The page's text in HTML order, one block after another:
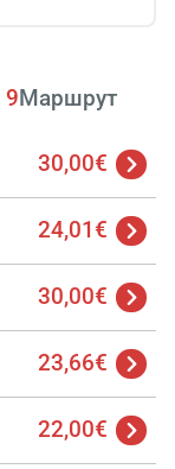
9Маршрут
30,00€
24,01€
30,00€
23,66€
22,00€